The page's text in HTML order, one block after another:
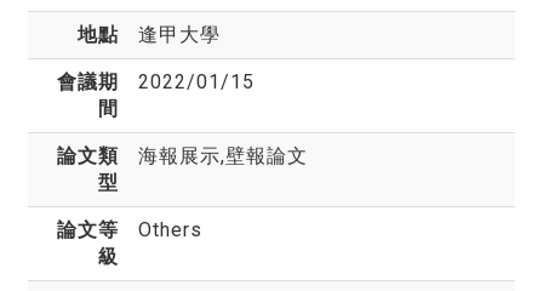
地點 逢甲大學
會議期
間
2022/01/15
論文類
型
海報展示,壁報論文
論文等
級
Others